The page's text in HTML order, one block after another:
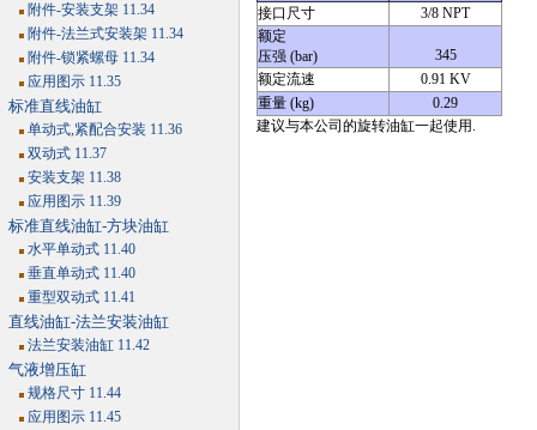
附件-安装支架 11.34
附件-法兰式安装架 11.34
附件-锁紧螺母 11.34
应用图示 11.35
标准直线油缸
单动式,紧配合安装 11.36
双动式 11.37
安装支架 11.38
应用图示 11.39
标准直线油缸-方块油缸
水平单动式 11.40
垂直单动式 11.40
重型双动式 11.41
直线油缸-法兰安装油缸
法兰安装油缸 11.42
气液增压缸
规格尺寸 11.44
应用图示 11.45
接口尺寸
3/8 NPT
额定
压强 (bar)
345
额定流速
0.91 KV
重量 (kg)
0.29
建议与本公司的旋转油缸一起使用.